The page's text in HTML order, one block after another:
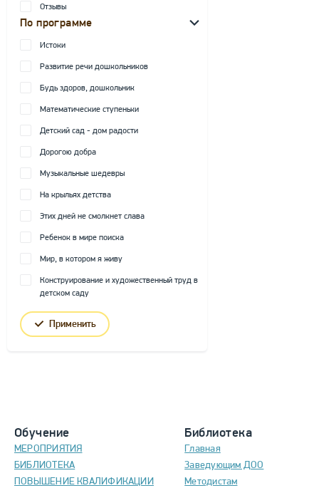
Отзывы
По программе
Истоки
Развитие речи дошкольников
Будь здоров, дошкольник
Математические ступеньки
Детский сад - дом радости
Дорогою добра
Музыкальные шедевры
На крыльях детства
Этих дней не смолкнет слава
Ребенок в мире поиска
Мир, в котором я живу
Конструирование и художественный труд в
детском саду
Применить
Обучение
МЕРОПРИЯТИЯ
БИБЛИОТЕКА
ПОВЫШЕНИЕ КВАЛИФИКАЦИИ
Библиотека
Главная
Заведующим ДОО
Методистам